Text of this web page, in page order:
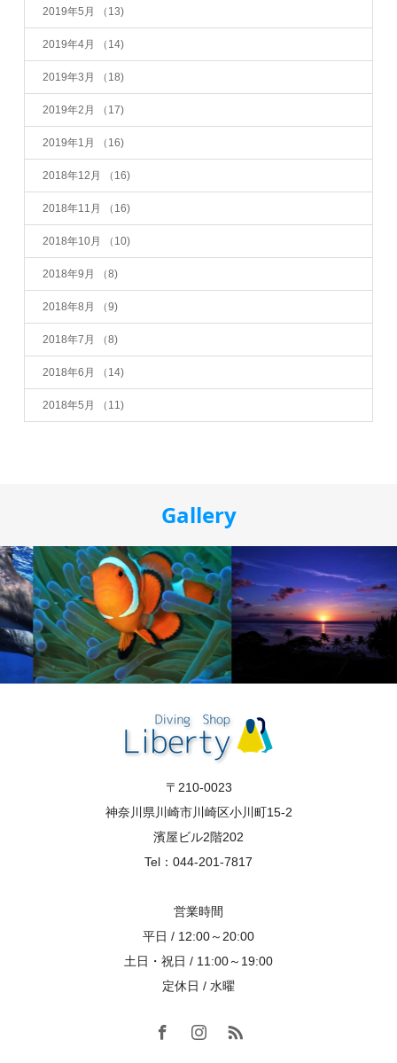
2019年5月 （13)
2019年4月 （14)
2019年3月 （18)
2019年2月 （17)
2019年1月 （16)
2018年12月 （16)
2018年11月 （16)
2018年10月 （10)
2018年9月 （8)
2018年8月 （9)
2018年7月 （8)
2018年6月 （14)
2018年5月 （11)
Gallery
〒210-0023
神奈川県川崎市川崎区小川町15-2
濱屋ビル2階202
Tel：044-201-7817
営業時間
平日 / 12:00～20:00
土日・祝日 / 11:00～19:00
定休日 / 水曜